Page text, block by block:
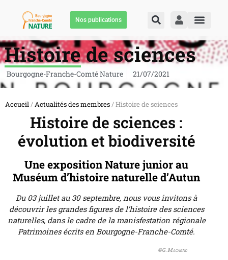
Nos publications
Histoire de sciences
Bourgogne-Franche-Comté Nature 21/07/2021
Accueil/Actualités des membres/ Histoire de sciences
Histoire de sciences :
évolution et biodiversité
Une exposition Nature junior au
Muséum d’histoire naturelle d’Autun
Du 03 juillet au 30 septembre, nous vous invitons à
découvrir les grandes figures de l’histoire des sciences
naturelles, dans le cadre de la manisfestation régionale
Patrimoines écrits en Bourgogne-Franche-Comté.
©G.Macagno